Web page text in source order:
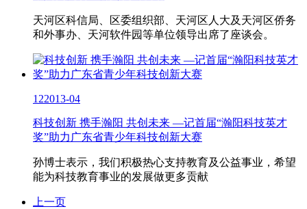
天河区科信局、区委组织部、天河区人大及天河区侨务
和外事办、天河软件园等单位领导出席了座谈会。
122013-04
科技创新 携手瀚阳 共创未来 —记首届“瀚阳科技英才
奖”助力广东省青少年科技创新大赛
孙博士表示，我们积极热心支持教育及公益事业，希望
能为科技教育事业的发展做更多贡献
上一页